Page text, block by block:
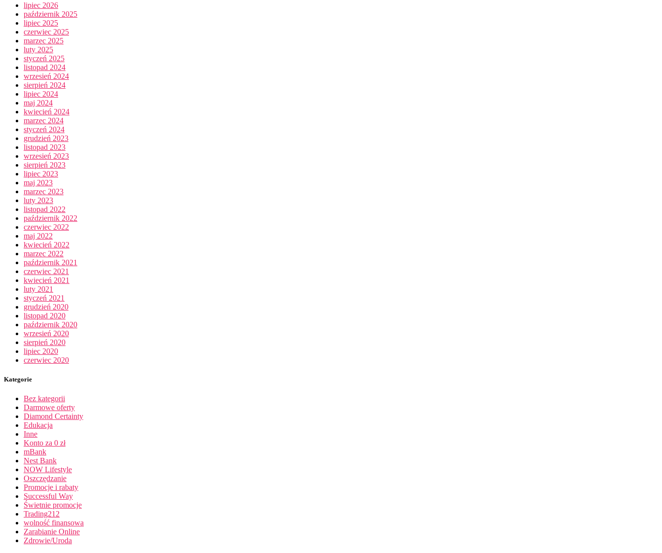
lipiec 2026
październik 2025
lipiec 2025
czerwiec 2025
marzec 2025
luty 2025
styczeń 2025
listopad 2024
wrzesień 2024
sierpień 2024
lipiec 2024
maj 2024
kwiecień 2024
marzec 2024
styczeń 2024
grudzień 2023
listopad 2023
wrzesień 2023
sierpień 2023
lipiec 2023
maj 2023
marzec 2023
luty 2023
listopad 2022
październik 2022
czerwiec 2022
maj 2022
kwiecień 2022
marzec 2022
październik 2021
czerwiec 2021
kwiecień 2021
luty 2021
styczeń 2021
grudzień 2020
listopad 2020
październik 2020
wrzesień 2020
sierpień 2020
lipiec 2020
czerwiec 2020
Kategorie
Bez kategorii
Darmowe oferty
Diamond Certainty
Edukacja
Inne
Konto za 0 zł
mBank
Nest Bank
NOW Lifestyle
Oszczędzanie
Promocje i rabaty
Successful Way
Świetnie promocje
Trading212
wolność finansowa
Zarabianie Online
Zdrowie/Uroda